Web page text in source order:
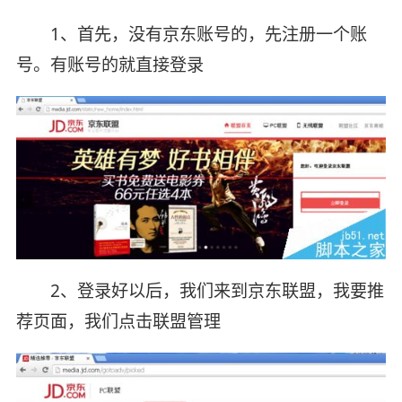
1、首先，没有京东账号的，先注册一个账
号。有账号的就直接登录
2、登录好以后，我们来到京东联盟，我要推
荐页面，我们点击联盟管理